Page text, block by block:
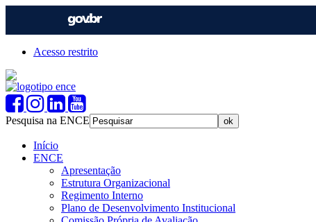
Acesso restrito
Pesquisa na ENCE
Início
ENCE
Apresentação
Estrutura Organizacional
Regimento Interno
Plano de Desenvolvimento Institucional